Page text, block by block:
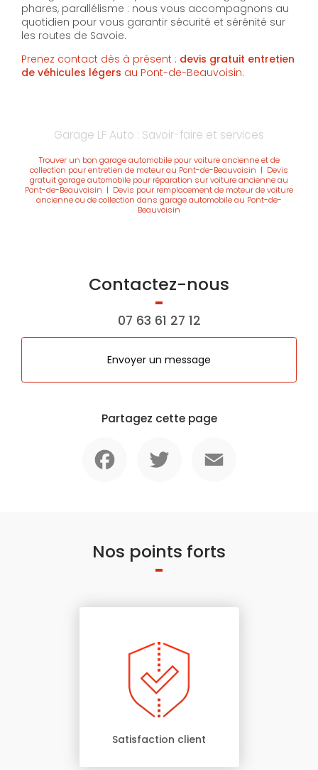
phares, parallélisme : nous vous accompagnons au
quotidien pour vous garantir sécurité et sérénité sur
les routes de Savoie.
Prenez contact dès à présent : devis gratuit entretien
de véhicules légers au Pont-de-Beauvoisin.
Garage LF Auto : Savoir-faire et services
Trouver un bon garage automobile pour voiture ancienne et de
collection pour entretien de moteur au Pont-de-Beauvoisin | Devis
gratuit garage automobile pour réparation sur voiture ancienne au
Pont-de-Beauvoisin | Devis pour remplacement de moteur de voiture
ancienne ou de collection dans garage automobile au Pont-de-
Beauvoisin
Contactez-nous
07 63 61 27 12
Envoyer un message
Partagez cette page
Nos points forts
Satisfaction client